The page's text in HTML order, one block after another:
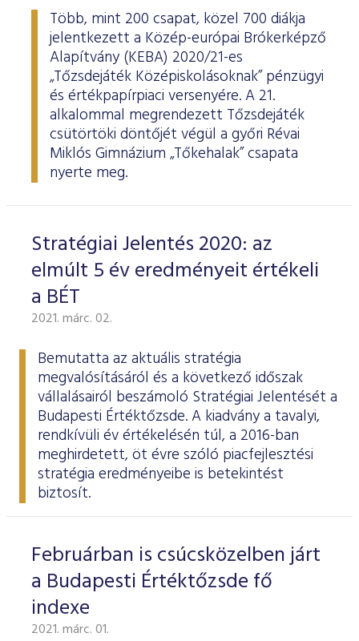
Több, mint 200 csapat, közel 700 diákja
jelentkezett a Közép-európai Brókerképző
Alapítvány (KEBA) 2020/21-es
„Tőzsdejáték Középiskolásoknak” pénzügyi
és értékpapírpiaci versenyére. A 21.
alkalommal megrendezett Tőzsdejáték
csütörtöki döntőjét végül a győri Révai
Miklós Gimnázium „Tőkehalak” csapata
nyerte meg.
Stratégiai Jelentés 2020: az
elmúlt 5 év eredményeit értékeli
a BÉT
2021. márc. 02.
Bemutatta az aktuális stratégia
megvalósításáról és a következő időszak
vállalásairól beszámoló Stratégiai Jelentését a
Budapesti Értéktőzsde. A kiadvány a tavalyi,
rendkívüli év értékelésén túl, a 2016-ban
meghirdetett, öt évre szóló piacfejlesztési
stratégia eredményeibe is betekintést
biztosít.
Februárban is csúcsközelben járt
a Budapesti Értéktőzsde fő
indexe
2021. márc. 01.